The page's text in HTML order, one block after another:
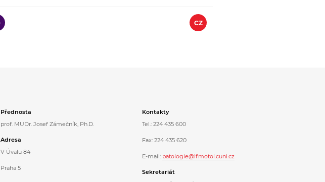
CZ
Přednosta
prof. MUDr. Josef Zámečník, Ph.D.
Adresa
V Úvalu 84
Praha 5
Kontakty
Tel.: 224 435 600
Fax: 224 435 620
E-mail: patologie@lfmotol.cuni.cz
Sekretariát